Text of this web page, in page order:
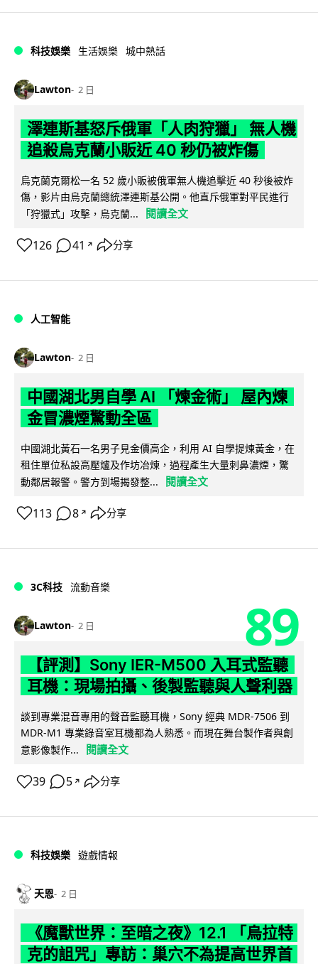
科技娛樂 生活娛樂 城中熱話
Lawton 2 日
澤連斯基怒斥俄軍「人肉狩獵」 無人機
追殺烏克蘭小販近 40 秒仍被炸傷
烏克蘭克爾松一名 52 歲小販被俄軍無人機追擊近 40 秒後被炸
傷，影片由烏克蘭總統澤連斯基公開。他直斥俄軍對平民進行
「狩獵式」攻擊，烏克蘭...
閱讀全文
126 41 ↗ 分享
人工智能
Lawton 2 日
中國湖北男自學 AI 「煉金術」 屋內煉
金冒濃煙驚動全區
中國湖北黃石一名男子見金價高企，利用 AI 自學提煉黃金，在
租住單位私設高壓爐及作坊冶煉，過程產生大量刺鼻濃煙，驚
動鄰居報警。警方到場揭發整...
閱讀全文
113 8 ↗ 分享
3C科技 流動音樂
Lawton 2 日 89
【評測】Sony IER-M500 入耳式監聽
耳機：現場拍攝、後製監聽與人聲利器
談到專業混音專用的聲音監聽耳機，Sony 經典 MDR-7506 到
MDR-M1 專業錄音室耳機都為人熟悉。而現在舞台製作者與創
意影像製作...
閱讀全文
39 5 ↗ 分享
科技娛樂 遊戲情報
天恩 2 日
《魔獸世界：至暗之夜》12.1 「烏拉特
克的詛咒」專訪：巢穴不為提高世界首